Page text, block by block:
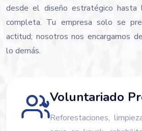
desde el diseño estratégico hasta
completa. Tu empresa solo se
actitud; nosotros nos encargamos
lo demás.
Voluntariado
Reforestaciones,